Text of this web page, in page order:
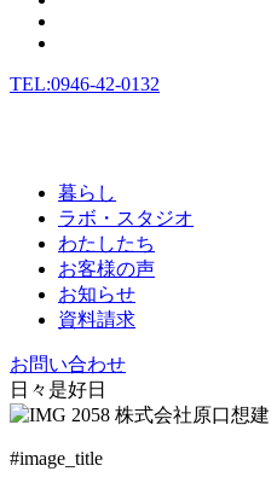
TEL:0946-42-0132
暮らし
ラボ・スタジオ
わたしたち
お客様の声
お知らせ
資料請求
お問い合わせ
日々是好日
#image_title